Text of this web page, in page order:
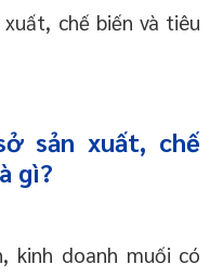
chế biến và tiêu
sản xuất, chế
gì?
kinh doanh muối có